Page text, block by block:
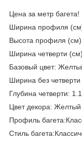
Цена за метр багета!
Ширина профиля
Высота профиля
Ширина четверти
Базовый цвет:
Ширина без
Глубина четверти: 1.1
Цвет декора: Желтый
Профиль
Стиль